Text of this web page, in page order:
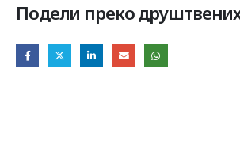
Подели преко